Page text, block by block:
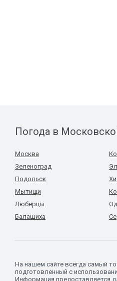
Погода в
Москва
Зеленоград
Подольск
Мытищи
Люберцы
Балашиха
На нашем сайте всегда самый
подготовленный с
Информация предоставляется